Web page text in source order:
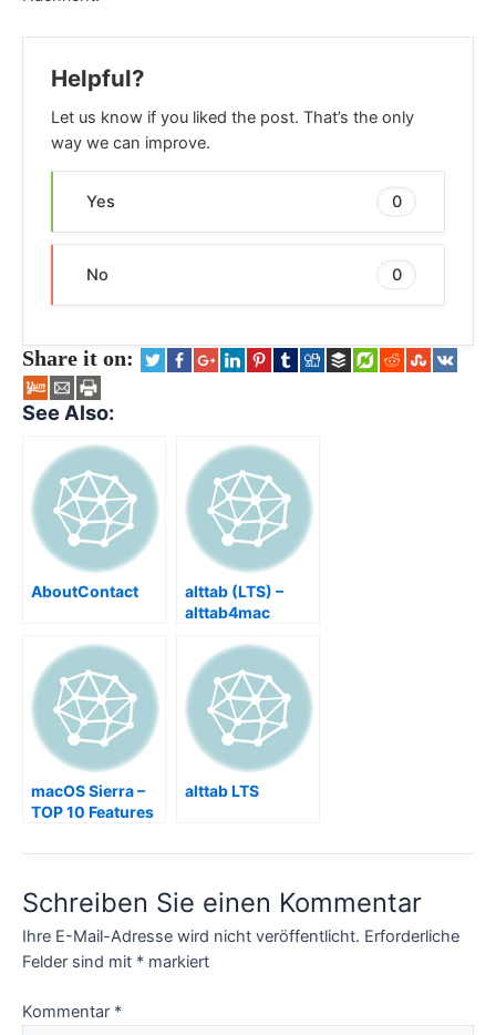
Helpful?
Let us know if you liked the post. That’s the only
way we can improve.
Yes 0
No 0
Share it on:
See Also:
AboutContact
alttab (LTS) –
alttab4mac
switch macOS
Sierra
macOS Sierra –
TOP 10 Features
alttab LTS
Schreiben Sie einen Kommentar
Ihre E-Mail-Adresse wird nicht veröffentlicht. Erforderliche
Felder sind mit * markiert
Kommentar *